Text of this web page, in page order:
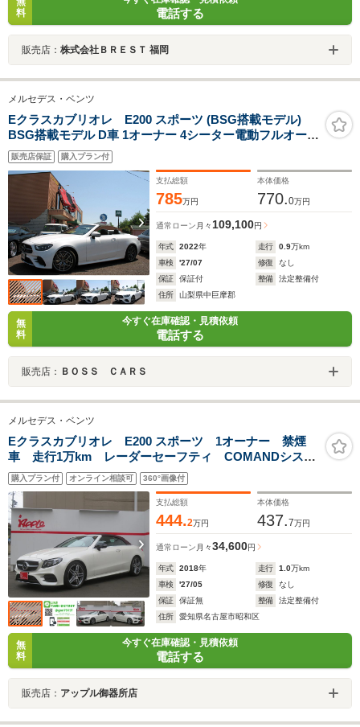
料
電話する
販売店： 株式会社ＢＲＥＳＴ 福岡
メルセデス・ベンツ
Eクラスカブリオレ E200 スポーツ (BSG搭載モデル)
BSG搭載モデル D車 1オーナー 4シーター電動フルオープ
ン 進化型レーダーセーフティ
販売店保証 購入プラン付
支払総額
785万円
本体価格
770.0万円
通常ローン 月々109,100円
年式 2022年 走行 0.9万km
車検
'27/07 修復
なし
保証
保証付 整備
法定整備付
住所
山梨県中巨摩郡
無
料
今すぐ在庫確認・見積依頼
電話する
販売店： ＢＯＳＳ ＣＡＲＳ
メルセデス・ベンツ
Eクラスカブリオレ E200 スポーツ 1オーナー 禁煙
車 走行1万km レーダーセーフティ COMANDシステ
ム フルセグ 360°カメラ レザーパッケージ シート
ヒーター HUD BSM ドラレコ キーレスゴー
購入プラン付 オンライン相談可 360°画像付
支払総額
444.2万円
本体価格
437.7万円
通常ローン 月々34,600円
年式 2018年 走行 1.0万km
車検
'27/05 修復
なし
保証
保証無 整備
法定整備付
住所
愛知県名古屋市昭和区
無
料
今すぐ在庫確認・見積依頼
電話する
販売店： アップル御器所店